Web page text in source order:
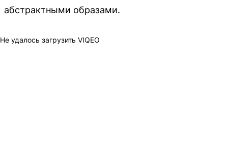
абстрактными образами.
Не удалось загрузить VIQEO